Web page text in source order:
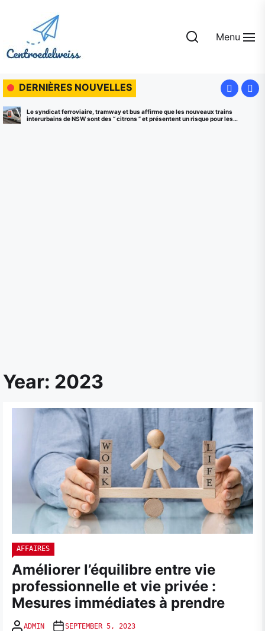
content
Menu
DERNIÈRES NOUVELLES
tramway et bus affirme que les nouveaux trains
sont des “ citrons ” et présentent un risque pour les
Traverser la
Year: 2023
AFFAIRES
Améliorer l’équilibre entre vie
professionnelle et vie privée :
Mesures immédiates à prendre
ADMIN SEPTEMBER 5, 2023